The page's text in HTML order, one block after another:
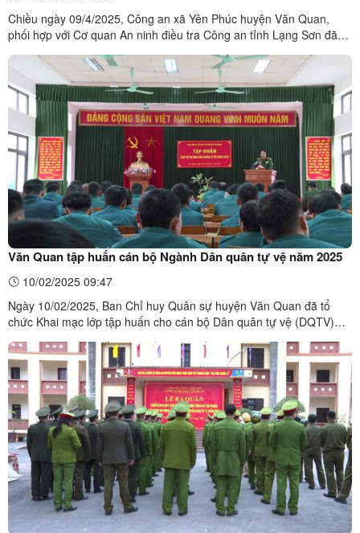
Chiều ngày 09/4/2025, Công an xã Yên Phúc huyện Văn Quan,
phối hợp với Cơ quan An ninh điều tra Công an tỉnh Lạng Sơn đã
bắt tạm giam đối với ông Phùng Văn Quê, xã Yên Phúc huyện Văn
Quan về tội tàng trữ trái phép vũ khí quân dụng ...
Văn Quan tập huấn cán bộ Ngành Dân quân tự vệ năm 2025
10/02/2025 09:47
Ngày 10/02/2025, Ban Chỉ huy Quân sự huyện Văn Quan đã tổ
chức Khai mạc lớp tập huấn cho cán bộ Dân quân tự vệ (DQTV)
quân tự vệ năm 2025, tại Ban Chỉ huy Quân sự huyện Văn
QuanCác đại biểu dự lớp tấp huấnCác đại biểu ...